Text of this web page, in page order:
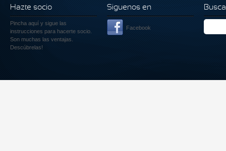
Hazte socio
Pincha aquí y sigue las
instrucciones para hacerte socio.
Son muchas las ventajas.
Descúbrelas!
Siguenos en
Facebook